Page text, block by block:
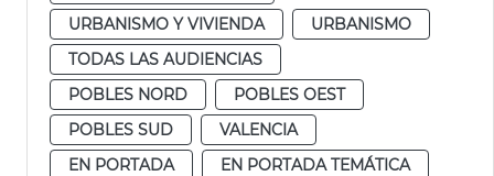
URBANISMO Y VIVIENDA
URBANISMO
TODAS LAS AUDIENCIAS
POBLES NORD
POBLES OEST
POBLES SUD
VALENCIA
EN PORTADA
EN PORTADA TEMÁTICA